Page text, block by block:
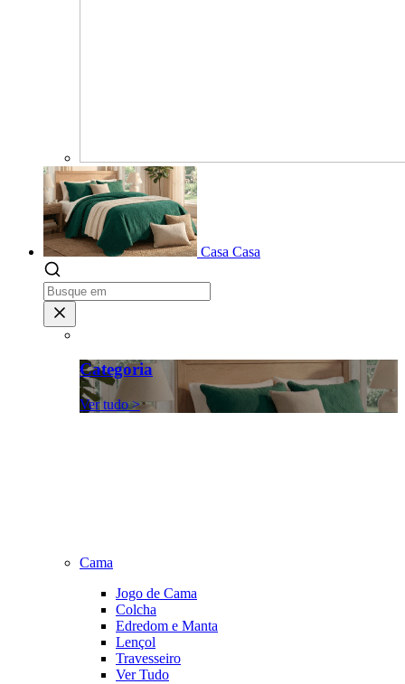
Casa Casa
Categoria
Ver tudo >
Cama
Jogo de Cama
Colcha
Edredom e Manta
Lençol
Travesseiro
Ver Tudo